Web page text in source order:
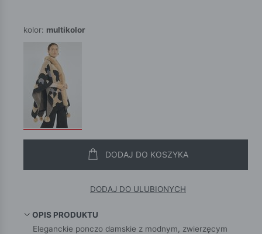
kolor: multikolor
DODAJ DO KOSZYKA
DODAJ DO ULUBIONYCH
OPIS PRODUKTU
Eleganckie ponczo damskie z modnym, zwierzęcym